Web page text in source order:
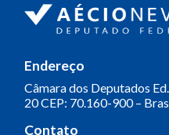
Endereço
Câmara dos Deputados
20CEP: 70.160-900 –
Contato